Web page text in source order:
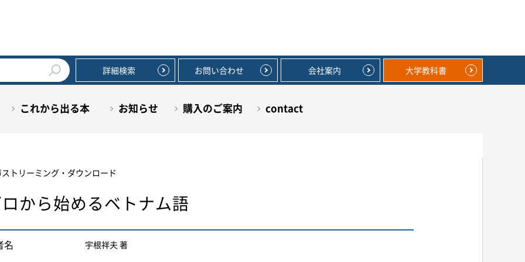
詳細検索 お問い合わせ 会社案内 大学教科書
これから出る本 お知らせ 購入のご案内 contact
トリーミング・ダウンロード
から始めるベトナム語
名 宇根祥夫 著